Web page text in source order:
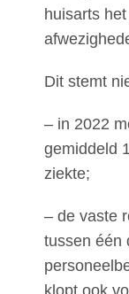
huisarts
Dit stemt
– in 2022
gemiddeld
ziekte;
– de vaste
tussen één